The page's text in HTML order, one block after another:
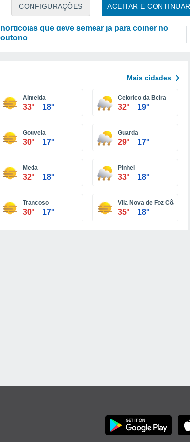
ACEITAR E CONTINUAR
CONFIGURAÇÕES
PLANTAS
Sementeiras de agosto em Portugal: as
hortícolas que deve semear já para colher no
outono
Mais cidades
Almeida
33° 18°
Celorico da Beira
32° 19°
Gouveia
30° 17°
Guarda
29° 17°
Meda
32° 18°
Pinhel
33° 18°
Trancoso
30° 17°
Vila Nova de Foz Côa
35° 18°